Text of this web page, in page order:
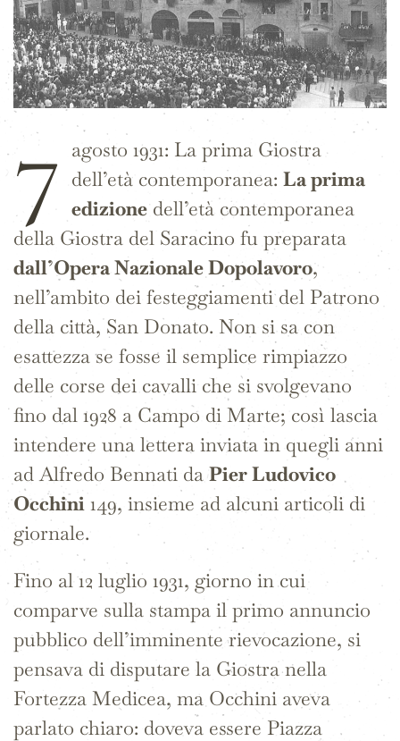
7 agosto 1931: La prima Giostra
dell’età contemporanea: La prima
edizione dell’età contemporanea
della Giostra del Saracino fu preparata
dall’Opera Nazionale Dopolavoro,
nell’ambito dei festeggiamenti del Patrono
della città, San Donato. Non si sa con
esattezza se fosse il semplice rimpiazzo
delle corse dei cavalli che si svolgevano
fino dal 1928 a Campo di Marte; così lascia
intendere una lettera inviata in quegli anni
ad Alfredo Bennati da Pier Ludovico
Occhini 149, insieme ad alcuni articoli di
giornale.
Fino al 12 luglio 1931, giorno in cui
comparve sulla stampa il primo annuncio
pubblico dell’imminente rievocazione, si
pensava di disputare la Giostra nella
Fortezza Medicea, ma Occhini aveva
parlato chiaro: doveva essere Piazza